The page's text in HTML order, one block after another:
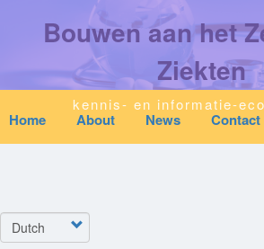
gaan
Bouwen aan het
Ziekten
kennis- en informatie-
Mobile
links
Home About News Contact
Main
Zoeken
Select
your